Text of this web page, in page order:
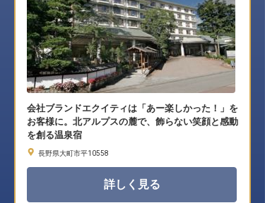
会社ブランドエクイティは「あー楽しかった！」を
お客様に。北アルプスの麓で、飾らない笑顔と感動
を創る温泉宿
長野県大町市平10558
詳しく見る